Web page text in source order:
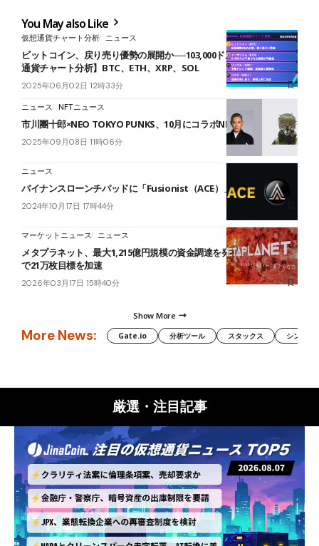
You May also Like
仮想通貨チャート分析 ニュース
ビットコイン、戻り売り優勢の展開か──103,000ドル割れ警戒【仮想
通貨チャート分析】BTC、ETH、XRP、SOL
2025年06月02日 12時33分
ニュース NFTニュース
市川團十郎×NEO TOKYO PUNKS、10月にコラボNFT販売開始
2025年09月08日 11時06分
ニュース
バイナンスローンチパッドに「Fusionist（ACE）」登場
2024年10月17日 17時44分
マーケットニュース ニュース
メタプラネット、最大1,215億円規模の資金調達を発表──BTC買増し
で21万枚目標を加速
2026年03月17日 15時40分
Show More
More News: Gate.io 分析ツール スタックス シンボル
厳選・注目記事